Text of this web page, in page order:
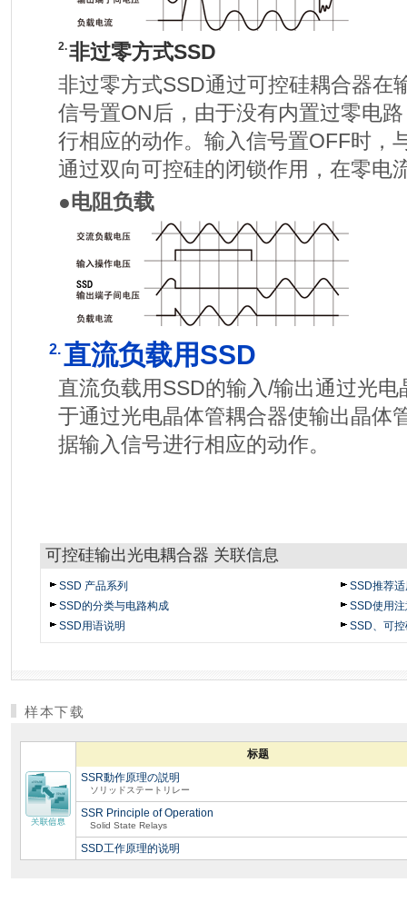
2.非过零方式SSD
非过零方式SSD通过可控硅耦合器在
信号置ON后，由于没有内置过零电
行相应的动作。输入信号置OFF时，
通过双向可控硅的闭锁作用，在零电
●电阻负载
2. 直流负载用SSD
直流负载用SSD的输入/输出通过光
于通过光电晶体管耦合器使输出晶体
据输入信号进行相应的动作。
可控硅输出光电耦合器 关联信息
SSD 产品系列
SSD的分类与电路构成
SSD用语说明
SSD推荐
SSD使用
SSD、可
样本下载
标题
SSR動作原理の説明
ソリッドステートリレー
SSR Principle of Operation
Solid State Relays
SSD工作原理的说明